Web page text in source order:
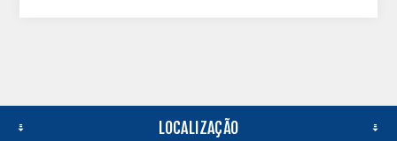
LOCALIZAÇÃO